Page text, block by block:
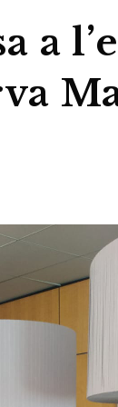
a